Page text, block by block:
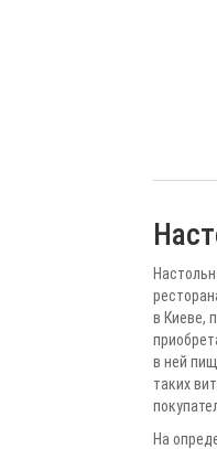
в Киеве,
в ней
таких
На